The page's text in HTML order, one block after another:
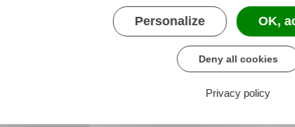
votre capacité à créer etdirigeruneentreprise
?
de
questions suivantes:
Personalize OK,
Deny all cookies
Privacy policy